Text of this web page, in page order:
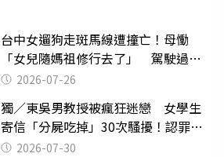
台中女遛狗走斑馬線遭撞亡！母慟
「女兒隨媽祖修行去了」 駕駛過失
致死判9月
2026-07-26
獨／東吳男教授被瘋狂迷戀 女學生
寄信「分屍吃掉」30次騷擾！認罪免
關 2026-07-30